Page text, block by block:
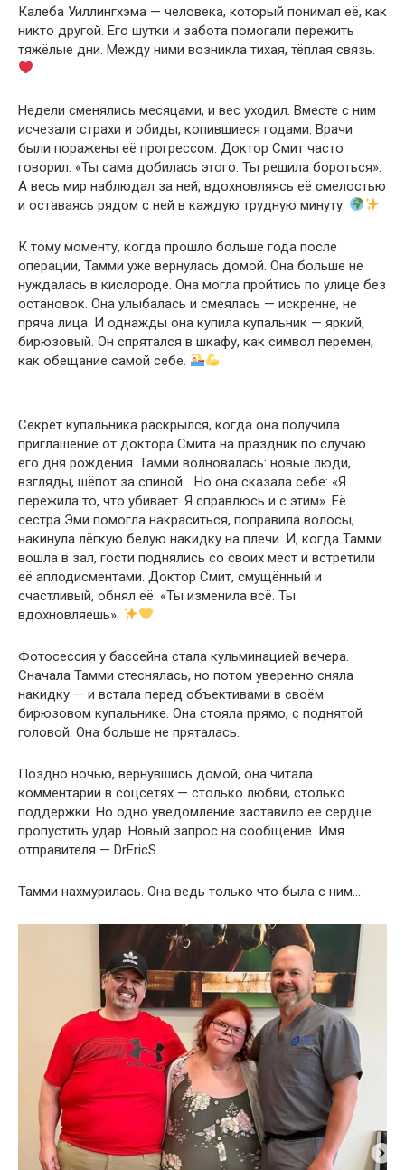
Калеба Уиллингхэма — человека, который понимал её, как
никто другой. Его шутки и забота помогали пережить
тяжёлые дни. Между ними возникла тихая, тёплая связь.
Недели сменялись месяцами, и вес уходил. Вместе с ним
исчезали страхи и обиды, копившиеся годами. Врачи
были поражены её прогрессом. Доктор Смит часто
говорил: «Ты сама добилась этого. Ты решила бороться».
А весь мир наблюдал за ней, вдохновляясь её смелостью
и оставаясь рядом с ней в каждую трудную минуту.
К тому моменту, когда прошло больше года после
операции, Тамми уже вернулась домой. Она больше не
нуждалась в кислороде. Она могла пройтись по улице без
остановок. Она улыбалась и смеялась — искренне, не
пряча лица. И однажды она купила купальник — яркий,
бирюзовый. Он спрятался в шкафу, как символ перемен,
как обещание самой себе.
Секрет купальника раскрылся, когда она получила
приглашение от доктора Смита на праздник по случаю
его дня рождения. Тамми волновалась: новые люди,
взгляды, шёпот за спиной… Но она сказала себе: «Я
пережила то, что убивает. Я справлюсь и с этим». Её
сестра Эми помогла накраситься, поправила волосы,
накинула лёгкую белую накидку на плечи. И, когда Тамми
вошла в зал, гости поднялись со своих мест и встретили
её аплодисментами. Доктор Смит, смущённый и
счастливый, обнял её: «Ты изменила всё. Ты
вдохновляешь».
Фотосессия у бассейна стала кульминацией вечера.
Сначала Тамми стеснялась, но потом уверенно сняла
накидку — и встала перед объективами в своём
бирюзовом купальнике. Она стояла прямо, с поднятой
головой. Она больше не пряталась.
Поздно ночью, вернувшись домой, она читала
комментарии в соцсетях — столько любви, столько
поддержки. Но одно уведомление заставило её сердце
пропустить удар. Новый запрос на сообщение. Имя
отправителя — DrEricS.
Тамми нахмурилась. Она ведь только что была с ним…